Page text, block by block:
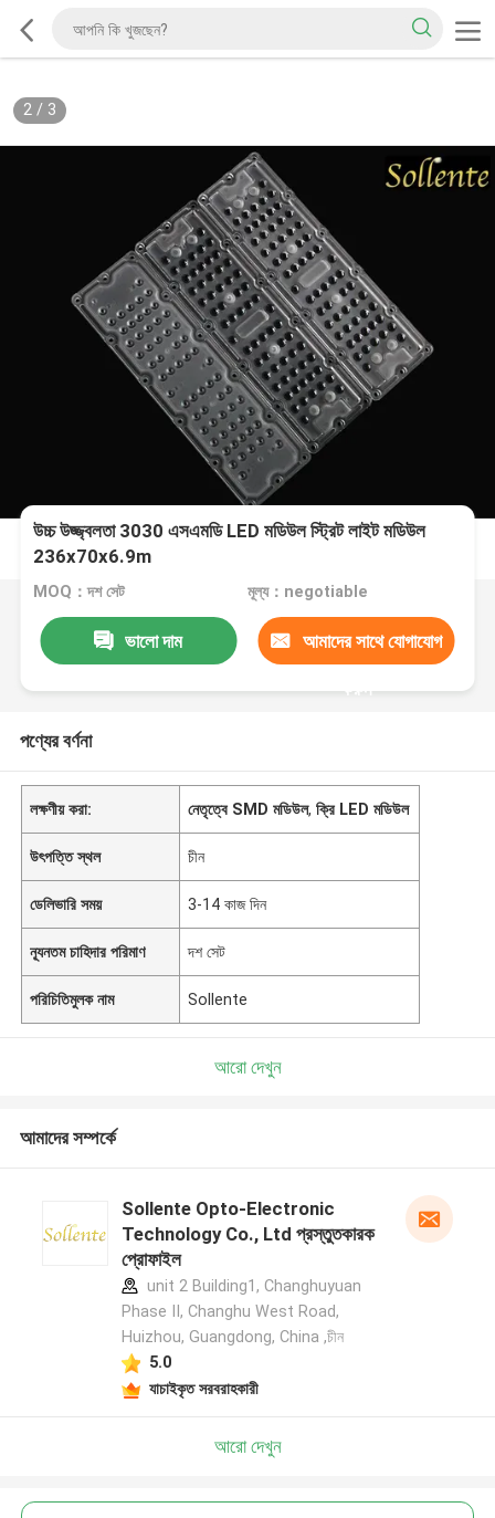
2/ 3
উচ্চ উজ্জ্বলতা 3030 এসএমডি LED মডিউল স্ট্রিট লাইট মডিউল
236x70x6.9m
MOQ：দশ সেট মূল্য：negotiable
ভালো দাম আমাদের সাথে যোগাযোগ
করুন
পণ্যের বর্ণনা
লক্ষণীয় করা: নেতৃত্বে SMD মডিউল,ক্রি LED মডিউল
উৎপত্তি স্থল চীন
ডেলিভারি সময় 3-14 কাজ দিন
ন্যূনতম চাহিদার পরিমাণ দশ সেট
পরিচিতিমুলক নাম Sollente
আরো দেখুন
আমাদের সম্পর্কে
Sollente Opto-Electronic
Technology Co., Ltd প্রস্তুতকারক
প্রোফাইল
unit 2 Building1, Changhuyuan
Phase II, Changhu West Road,
Huizhou, Guangdong, China ,চীন
5.0
যাচাইকৃত সরবরাহকারী
আরো দেখুন